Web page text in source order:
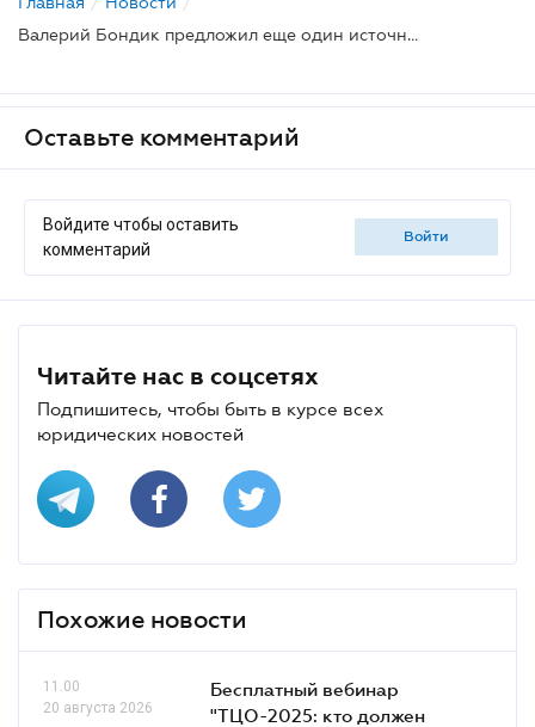
Валерий Бондик предложил еще один источник доказательств по уголовному делу
Оставьте комментарий
Войдите чтобы оставить
комментарий
войти
Читайте нас в соцсетях
Подпишитесь, чтобы быть в курсе всех
юридических новостей
Похожие новости
11.00
20 августа 2026
Бесплатный вебинар
"ТЦО-2025: кто должен